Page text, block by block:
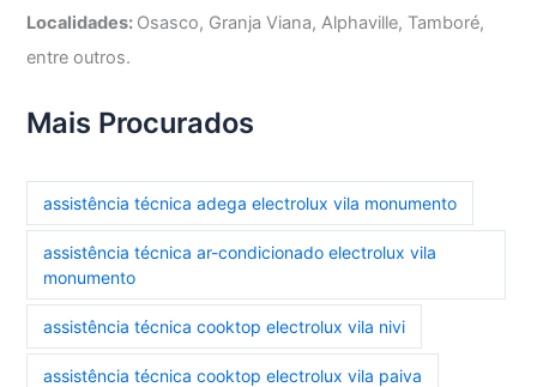
Localidades: Osasco, Granja Viana, Alphaville, Tamboré,
entre outros.
Mais Procurados
assistência técnica adega electrolux vila monumento
assistência técnica ar-condicionado electrolux vila
monumento
assistência técnica cooktop electrolux vila nivi
assistência técnica cooktop electrolux vila paiva